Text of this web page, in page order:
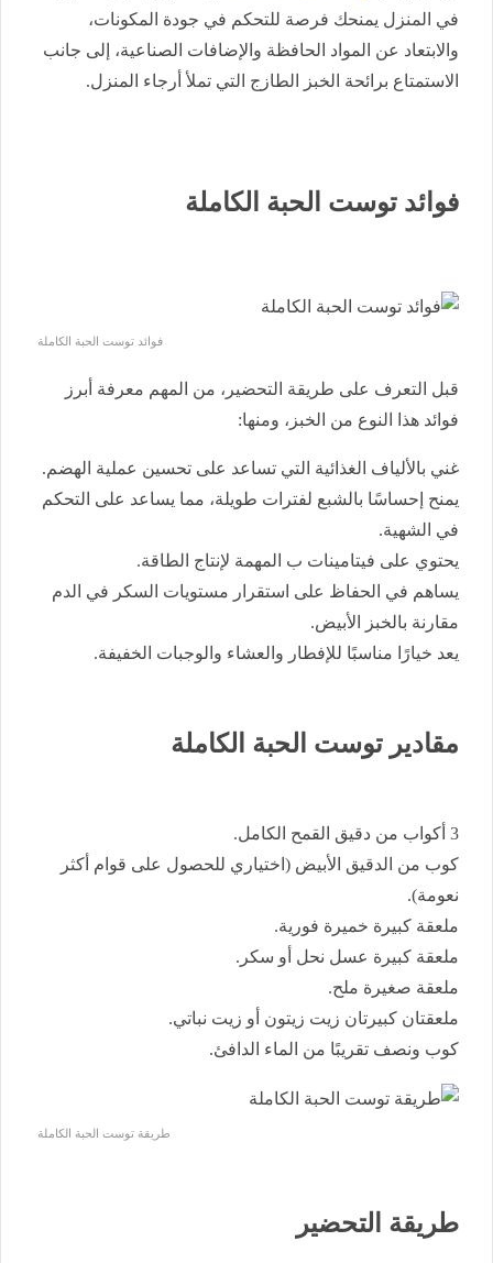
في المنزل يمنحك فرصة للتحكم في جودة المكونات،
والابتعاد عن المواد الحافظة والإضافات الصناعية، إلى جانب
الاستمتاع برائحة الخبز الطازج التي تملأ أرجاء المنزل.
فوائد توست الحبة الكاملة
فوائد توست الحبة الكاملة
قبل التعرف على طريقة التحضير، من المهم معرفة أبرز
فوائد هذا النوع من الخبز، ومنها:
غني بالألياف الغذائية التي تساعد على تحسين عملية الهضم.
يمنح إحساسًا بالشبع لفترات طويلة، مما يساعد على التحكم
في الشهية.
يحتوي على فيتامينات ب المهمة لإنتاج الطاقة.
يساهم في الحفاظ على استقرار مستويات السكر في الدم
مقارنة بالخبز الأبيض.
يعد خيارًا مناسبًا للإفطار والعشاء والوجبات الخفيفة.
مقادير توست الحبة الكاملة
3 أكواب من دقيق القمح الكامل.
كوب من الدقيق الأبيض (اختياري للحصول على قوام أكثر
نعومة).
ملعقة كبيرة خميرة فورية.
ملعقة كبيرة عسل نحل أو سكر.
ملعقة صغيرة ملح.
ملعقتان كبيرتان زيت زيتون أو زيت نباتي.
كوب ونصف تقريبًا من الماء الدافئ.
طريقة توست الحبة الكاملة
طريقة التحضير